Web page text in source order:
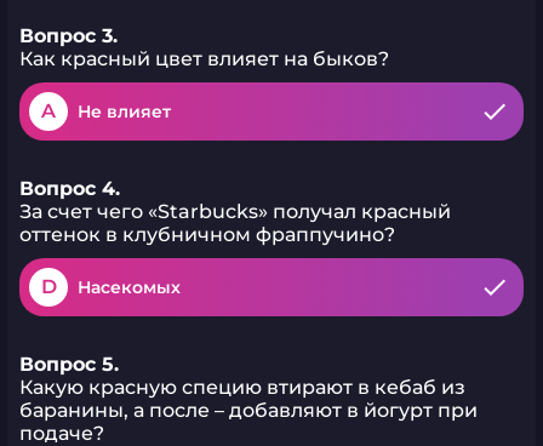
Вопрос 3.
Как красный цвет влияет на быков?
A Не влияет
Вопрос 4.
За счет чего «Starbucks» получал красный
оттенок в клубничном фраппучино?
D Насекомых
Вопрос 5.
Какую красную специю втирают в кебаб из
баранины, а после – добавляют в йогурт при
подаче?